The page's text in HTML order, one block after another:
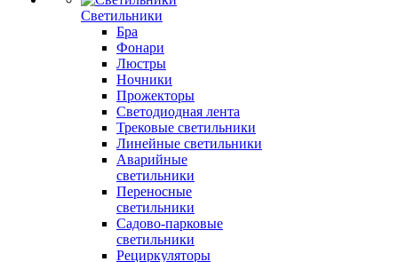
Светильники
Бра
Фонари
Люстры
Ночники
Прожекторы
Светодиодная лента
Трековые светильники
Линейные светильники
Аварийные
светильники
Переносные
светильники
Садово-парковые
светильники
Рециркуляторы